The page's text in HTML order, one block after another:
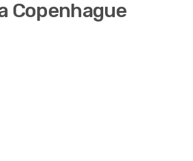
Copenhague